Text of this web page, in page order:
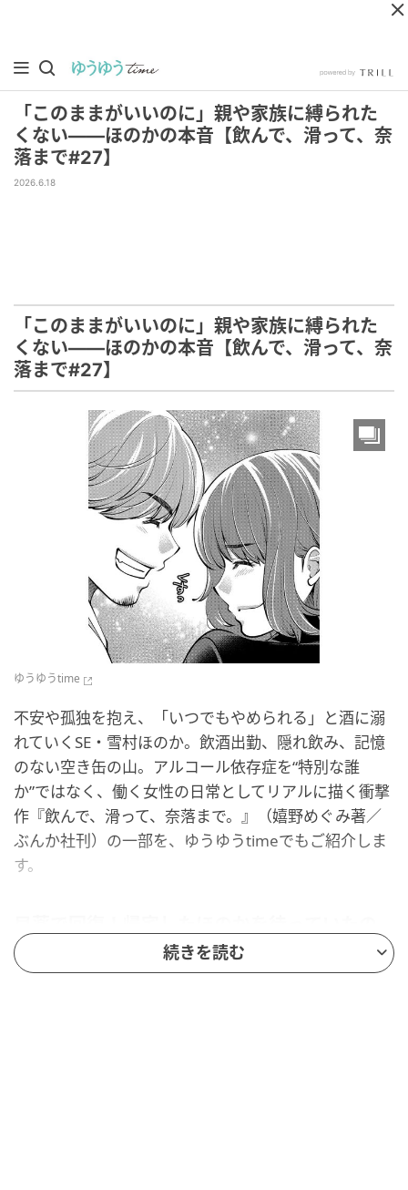
「このままがいいのに」親や家族に縛られた
くない――ほのかの本音【飲んで、滑って、奈
落まで#27】
2026.6.18
「このままがいいのに」親や家族に縛られた
くない――ほのかの本音【飲んで、滑って、奈
落まで#27】
ゆうゆうtime
不安や孤独を抱え、「いつでもやめられる」と酒に溺
れていくSE・雪村ほのか。飲酒出勤、隠れ飲み、記憶
のない空き缶の山。アルコール依存症を“特別な誰
か”ではなく、働く女性の日常としてリアルに描く衝撃
作『飲んで、滑って、奈落まで。』（嬉野めぐみ著／
ぶんか社刊）の一部を、ゆうゆうtimeでもご紹介しま
す。
は
続きを読む